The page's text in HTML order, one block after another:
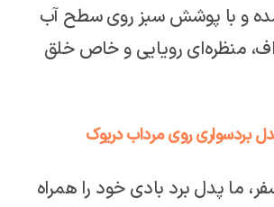
شده و با پوشش سبز روی سطح آب
منظره‌ای رویایی و خاص خلق
بردسواری روی مرداب دریوک
ما پدل برد بادی خود را همراه